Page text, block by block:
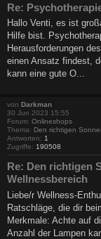
Re:
Hallo Venti, es ist
Hilfe bist.
Herausforderungen
einen Ansatz findest,
kann eine gute O...
von Darkman
30 Jun 2023 15:55
Forum: Onlineshops
Thema: Den richtigen
Antworten: 1
Zugriffe: 190508
Re: Den richtigen
Wellnessbereich
Liebe/r Wellness-
Ratschläge, die dir
Merkmale: Achte auf
Anzahl der Lampen